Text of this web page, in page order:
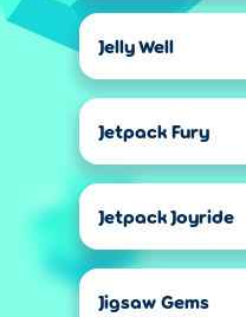
Jelly Well
Jetpack Fury
Jetpack Joyride
Jigsaw Gems